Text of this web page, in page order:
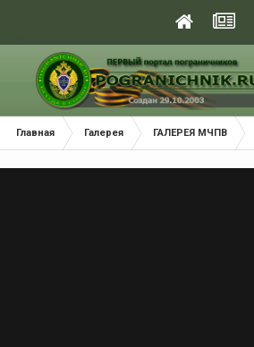
Главная Галерея ГАЛЕРЕЯ МЧПВ